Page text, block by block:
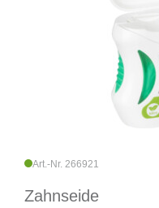
Art.-Nr. 266921
Zahnseide